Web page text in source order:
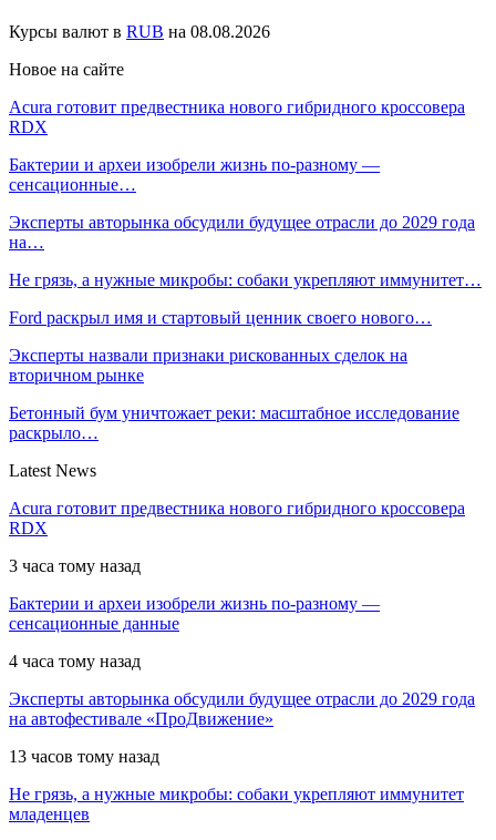
Курсы валют в RUB на 08.08.2026
Новое на сайте
Acura готовит предвестника нового гибридного кроссовера
RDX
Бактерии и археи изобрели жизнь по-разному —
сенсационные…
Эксперты авторынка обсудили будущее отрасли до 2029 года
на…
Не грязь, а нужные микробы: собаки укрепляют иммунитет…
Ford раскрыл имя и стартовый ценник своего нового…
Эксперты назвали признаки рискованных сделок на
вторичном рынке
Бетонный бум уничтожает реки: масштабное исследование
раскрыло…
Latest News
Acura готовит предвестника нового гибридного кроссовера
RDX
3 часа тому назад
Бактерии и археи изобрели жизнь по-разному —
сенсационные данные
4 часа тому назад
Эксперты авторынка обсудили будущее отрасли до 2029 года
на автофестивале «ПроДвижение»
13 часов тому назад
Не грязь, а нужные микробы: собаки укрепляют иммунитет
младенцев